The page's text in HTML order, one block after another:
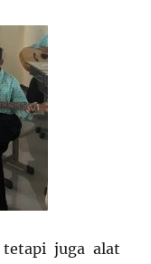
juga alat